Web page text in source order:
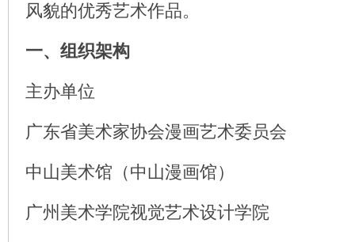
风貌的优秀艺术作品。
一、组织架构
主办单位
广东省美术家协会漫画艺术委员会
中山美术馆（中山漫画馆）
广州美术学院视觉艺术设计学院